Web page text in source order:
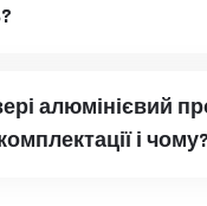
алюмінієвий
і чому?